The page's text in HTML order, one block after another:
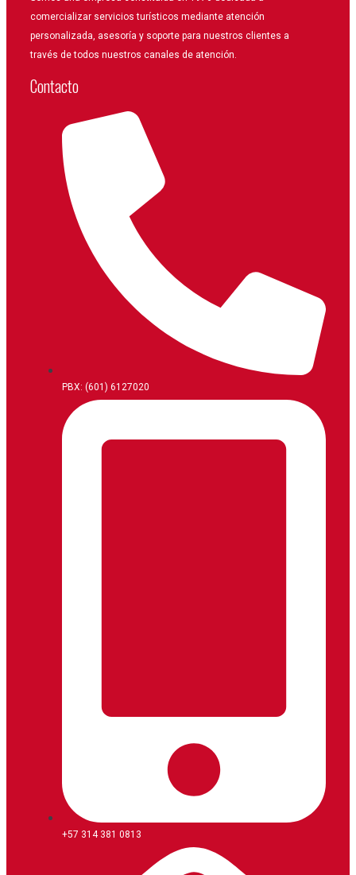
comercializar servicios turísticos mediante atención
personalizada, asesoría y soporte para nuestros clientes a
través de todos nuestros canales de atención.
Contacto
PBX: (601) 6127020
+57 314 381 0813